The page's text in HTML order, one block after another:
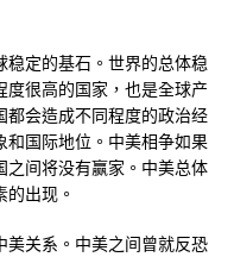
定的基石。世界的总体稳
很高的国家，也是全球产
都会造成不同程度的政治经
和国际地位。中美相争如果
之间将没有赢家。中美总体
出现。
美关系。中美之间曾就反恐